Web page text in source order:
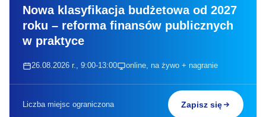
Nowa klasyfikacja budżetowa od 2027
roku – reforma finansów publicznych
w praktyce
26.08.2026 r., 9:00-13:00 online, na żywo + nagranie
Liczba miejsc ograniczona Zapisz się